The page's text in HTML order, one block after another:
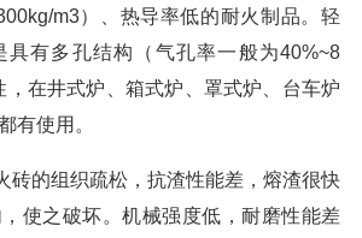
m3）、热导率低的耐火制品。轻
具有多孔结构（气孔率一般为40%~8
，在井式炉、箱式炉、罩式炉、台车炉
有使用。
砖的组织疏松，抗渣性能差，熔渣很快
使之破坏。机械强度低，耐磨性能差